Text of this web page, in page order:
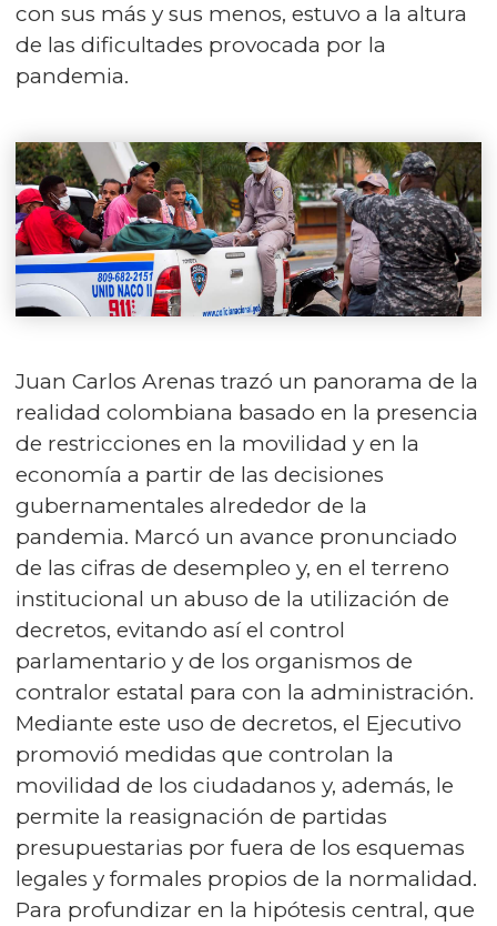
con sus más y sus menos, estuvo a la altura
de las dificultades provocada por la
pandemia.
Juan Carlos Arenas trazó un panorama de la
realidad colombiana basado en la presencia
de restricciones en la movilidad y en la
economía a partir de las decisiones
gubernamentales alrededor de la
pandemia. Marcó un avance pronunciado
de las cifras de desempleo y, en el terreno
institucional un abuso de la utilización de
decretos, evitando así el control
parlamentario y de los organismos de
contralor estatal para con la administración.
Mediante este uso de decretos, el Ejecutivo
promovió medidas que controlan la
movilidad de los ciudadanos y, además, le
permite la reasignación de partidas
presupuestarias por fuera de los esquemas
legales y formales propios de la normalidad.
Para profundizar en la hipótesis central, que